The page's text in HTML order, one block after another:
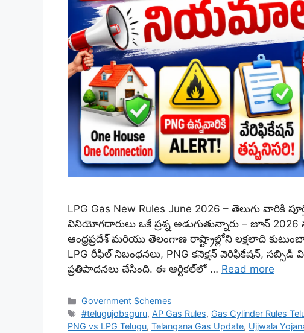
LPG Gas New Rules June 2026 – తెలుగు
వినియోగదారులు ఒకే ప్రశ్న అడుగుతున్నారు – జూన్
ఆంధ్రప్రదేశ్ మరియు తెలంగాణ రాష్ట్రాల్లోని లక్షలాది
LPG రీఫిల్ నిబంధనలు, PNG కనెక్షన్ వెరిఫికేషన్, సబ్సిడీ
ప్రతిపాదనలు చేసింది. ఈ ఆర్టికల్‌లో … Read more
Categories
Government Schemes
Tags
#telugujobsguru, AP Gas Rules, Gas Cylinder Rules
PNG vs LPG Telugu, Telangana Gas Update, Ujjwala